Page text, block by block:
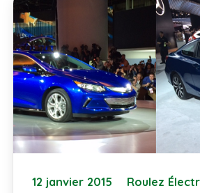
12 janvier 2015 Roulez